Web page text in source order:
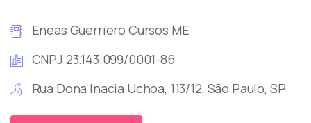
Eneas Guerriero Cursos ME
CNPJ 23.143.099/0001-86
Rua Dona Inacia Uchoa, 113/12, São Paulo, SP